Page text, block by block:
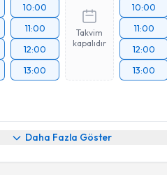
10:00
11:00
12:00
13:00
Takvim
kapalıdır
10:00
11:00
12:00
13:00
Daha Fazla Göster
Talebi